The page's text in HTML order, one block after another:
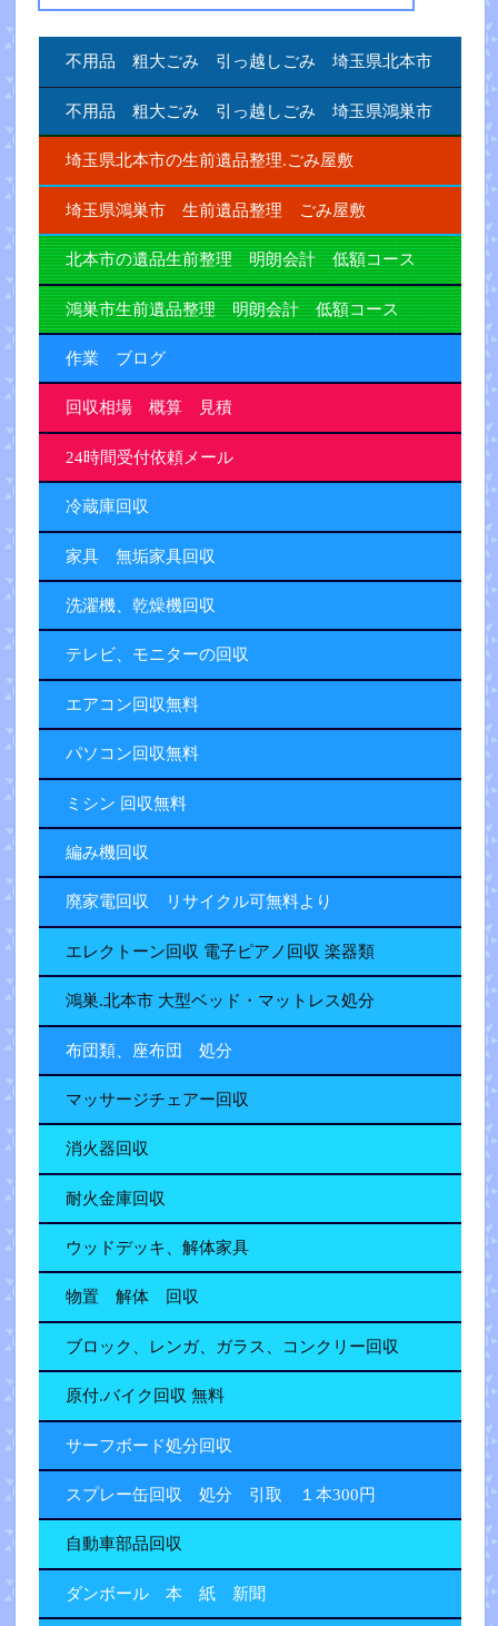
不用品 粗大ごみ 引っ越しごみ 埼玉県北本市
不用品 粗大ごみ 引っ越しごみ 埼玉県鴻巣市
埼玉県北本市の生前遺品整理.ごみ屋敷
埼玉県鴻巣市 生前遺品整理 ごみ屋敷
北本市の遺品生前整理 明朗会計 低額コース
鴻巣市生前遺品整理 明朗会計 低額コース
作業 ブログ
回収相場 概算 見積
24時間受付依頼メール
冷蔵庫回収
家具 無垢家具回収
洗濯機、乾燥機回収
テレビ、モニターの回収
エアコン回収無料
パソコン回収無料
ミシン 回収無料
編み機回収
廃家電回収 リサイクル可無料より
エレクトーン回収 電子ピアノ回収 楽器類
鴻巣.北本市 大型ベッド・マットレス処分
布団類、座布団 処分
マッサージチェアー回収
消火器回収
耐火金庫回収
ウッドデッキ、解体家具
物置 解体 回収
ブロック、レンガ、ガラス、コンクリー回収
原付.バイク回収 無料
サーフボード処分回収
スプレー缶回収 処分 引取 １本300円
自動車部品回収
ダンボール 本 紙 新聞